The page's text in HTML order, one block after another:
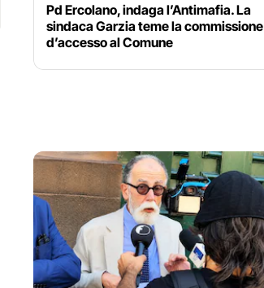
Pd Ercolano, indaga l’Antimafia. La
sindaca Garzia teme la commissione
d’accesso al Comune